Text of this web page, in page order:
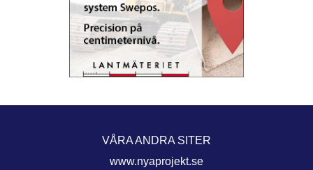
VÅRA ANDRA SITER
www.nyaprojekt.se